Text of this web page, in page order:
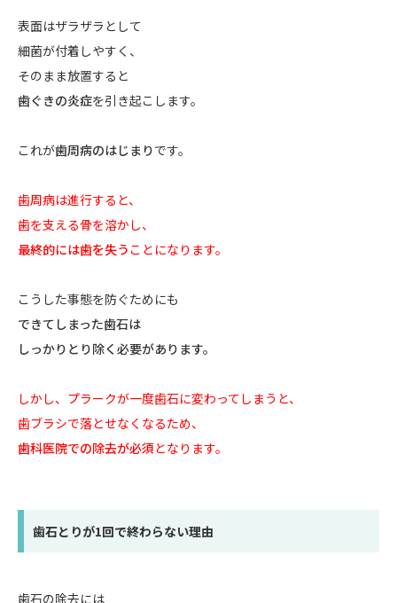
表面はザラザラとして
細菌が付着しやすく、
そのまま放置すると
歯ぐきの炎症を引き起こします。
これが歯周病のはじまりです。
歯周病は進行すると、
歯を支える骨を溶かし、
最終的には歯を失う ことになります。
こうした事態を防ぐためにも
できてしまった歯石は
しっかりとり除く必要があります。
しかし、プラークが一度歯石に変わってしまうと、
歯ブラシで落とせなくなるため、
歯科医院での除去が必須となります。
歯石とりが1回で終わらない理由
歯石の除去には